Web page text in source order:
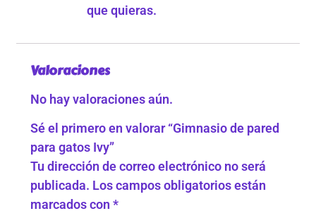
que quieras.
Valoraciones
No hay valoraciones aún.
Sé el primero en valorar “Gimnasio de pared
para gatos Ivy”
Tu dirección de correo electrónico no será
publicada. Los campos obligatorios están
marcados con*